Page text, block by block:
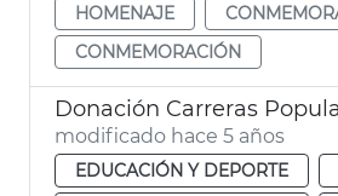
HOMENAJE
CONMEMORACIÓN
Donación Carreras
modificado hace 5 años
EDUCACIÓN Y DEPORTE